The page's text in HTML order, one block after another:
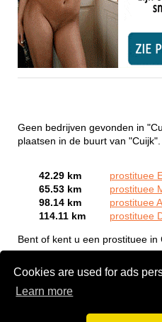
Cookies are used for ads
Learn more
Geen bedrijven gevonden in
plaatsen in de buurt van "Cuijk".
42.29 km
prostituee
65.53 km
prostituee
98.14 km
prostituee
114.11 km
prostituee
Bent of kent u een prostituee in
aan